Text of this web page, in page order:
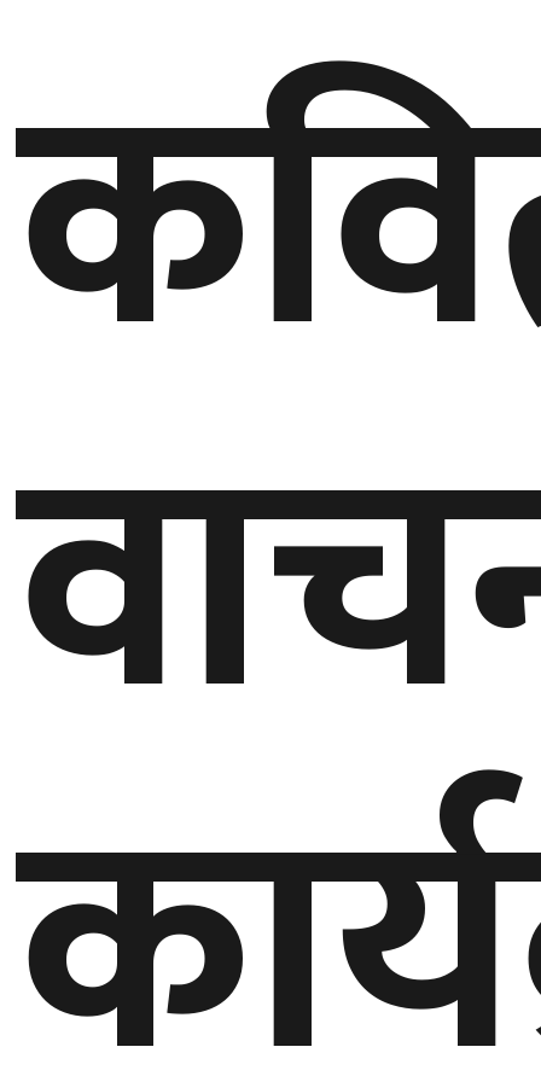
खेलकुद
घुमफिर
ब्लग
अमेरिका
एसिया